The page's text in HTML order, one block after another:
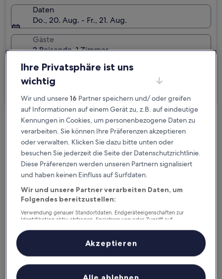
Daten
Do., 20. Aug. - Fr., 21. Aug.
Gäste
2 Reisende, 1 Zimmer
Ich reise geschäftlich
Kostenlose Stornierung bei
Planänderungen
Verdiene Prämien für jede
wahrgenommene Übernachtung
Mehr sparen mit Preisen für Mitglieder
Überprüfe die Preise für diese Daten
Heute
Morgen
Ihre Privatsphäre ist uns
wichtig
Wir und unsere16 Partner speichern und/ oder greifen
auf Informationen auf einem Gerät zu, z.B. auf eindeutige
Kennungen in Cookies, um personenbezogene Daten zu
verarbeiten. Sie können Ihre Präferenzen akzeptieren
oder verwalten. Klicken Sie dazu bitte unten oder
besuchen Sie jederzeit die Seite der Datenschutzrichtlinie.
Diese Präferenzen werden unseren Partnern signalisiert
und haben keinen Einfluss auf Surfdaten.
Wir und unsere Partner verarbeiten Daten, um
Folgendes bereitzustellen:
Verwendung genauer Standortdaten. Endgeräteeigenschaften zur
Identifikation aktiv abfragen. Speichern von oder Zugriff auf
Inhalte, Messung von Werbeleistung und der Performance von Inhalten,
Zielgruppenforschung sowie Entwicklung und Verbesserung von
Liste der Partner (Lieferanten)
Akzeptieren